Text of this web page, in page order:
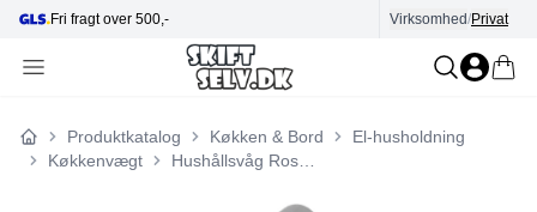
Hjælp i kundecenter E-mærket
Virksomhed/Privat
Forside
Produktkatalog Køkken & Bord
El-husholdning
Køkkenvægt